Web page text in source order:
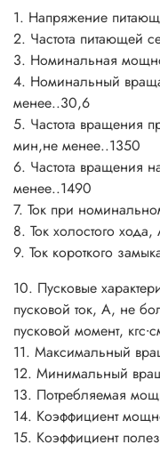
1. Напряжение
2. Частота питающей
3. Номинальная
4. Номинальный
менее..30,6
5. Частота вращения
мин,не менее..1350
6. Частота вращения
менее..1490
7. Ток при
8. Ток холостого
9. Ток короткого
10. Пусковые
пусковой ток, А, не
пусковой момент,
11. Максимальный
12. Минимальный
13. Потребляемая
14. Коэффициент
15. Коэффициент